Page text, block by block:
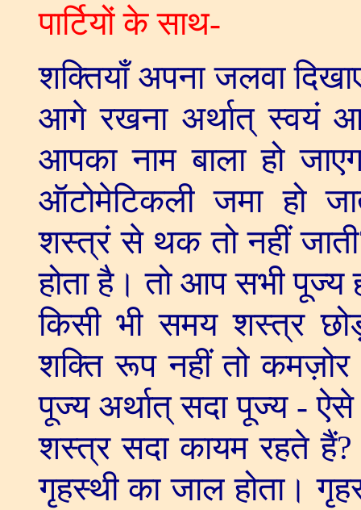
पार्टियों के साथ-
शक्तियाँ अपना जलवा
आगे रखना अर्थात् स्वयं
आपका नाम बाला हो
ऑटोमेटिकली जमा हो
शस्त्रं से थक तो नहीं जाती
होता है। तो आप सभी पूज्य
किसी भी समय शस्त्र
शक्ति रूप नहीं तो कमज़ोर
पूज्य अर्थात् सदा पूज्य - ऐसे
शस्त्र सदा कायम रहते हैं
गृहस्थी का जाल होता।